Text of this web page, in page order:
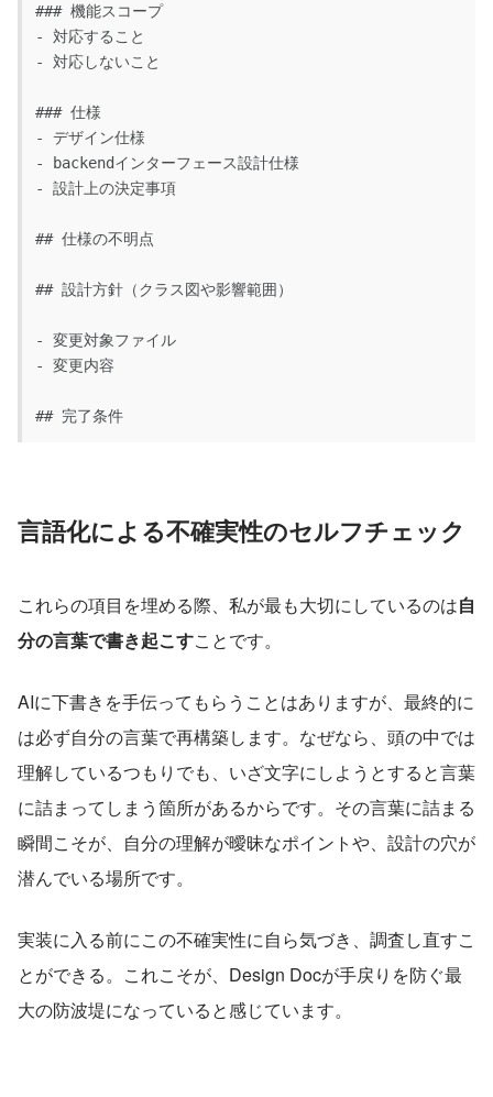
### 機能スコープ
- 対応すること
- 対応しないこと
### 仕様
- デザイン仕様
- backendインターフェース設計仕様
- 設計上の決定事項
## 仕様の不明点
## 設計方針（クラス図や影響範囲）
- 変更対象ファイル
- 変更内容
## 完了条件
言語化による不確実性のセルフチェック
これらの項目を埋める際、私が最も大切にしているのは自
分の言葉で書き起こすことです。
AIに下書きを手伝ってもらうことはありますが、最終的に
は必ず自分の言葉で再構築します。なぜなら、頭の中では
理解しているつもりでも、いざ文字にしようとすると言葉
に詰まってしまう箇所があるからです。その言葉に詰まる
瞬間こそが、自分の理解が曖昧なポイントや、設計の穴が
潜んでいる場所です。
実装に入る前にこの不確実性に自ら気づき、調査し直すこ
とができる。これこそが、Design Docが手戻りを防ぐ最
大の防波堤になっていると感じています。